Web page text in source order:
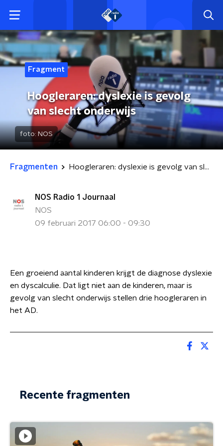
Fragment
Hoogleraren: dyslexie is gevolg
van slecht onderwijs
foto: NOS
Fragmenten Hoogleraren: dyslexie is gevolg van slecht onderwijs
NOS Radio 1 Journaal
NOS
09 februari 2017 06:00 - 09:30
Een groeiend aantal kinderen krijgt de diagnose dyslexie
en dyscalculie. Dat ligt niet aan de kinderen, maar is
gevolg van slecht onderwijs stellen drie hoogleraren in
het AD.
Recente fragmenten